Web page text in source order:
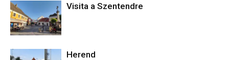
Visita a Szentendre
Herend